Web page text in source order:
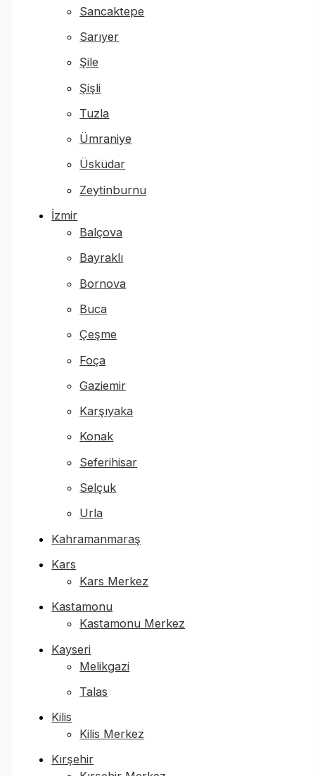
Sancaktepe
Sarıyer
Şile
Şişli
Tuzla
Ümraniye
Üsküdar
Zeytinburnu
İzmir
Balçova
Bayraklı
Bornova
Buca
Çeşme
Foça
Gaziemir
Karşıyaka
Konak
Seferihisar
Selçuk
Urla
Kahramanmaraş
Kars
Kars Merkez
Kastamonu
Kastamonu Merkez
Kayseri
Melikgazi
Talas
Kilis
Kilis Merkez
Kırşehir